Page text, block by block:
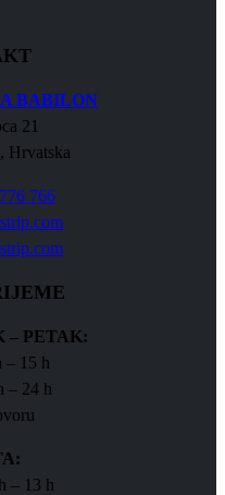
BABILON
21
Hrvatska
766
– PETAK:
– 15 h
– 24 h
– 13 h